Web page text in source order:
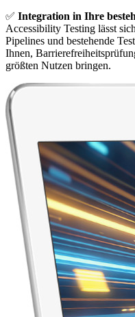
✅ Integration in Ihre
Accessibility Testing lässt
Pipelines und bestehende
Ihnen,
größten Nutzen bringen.